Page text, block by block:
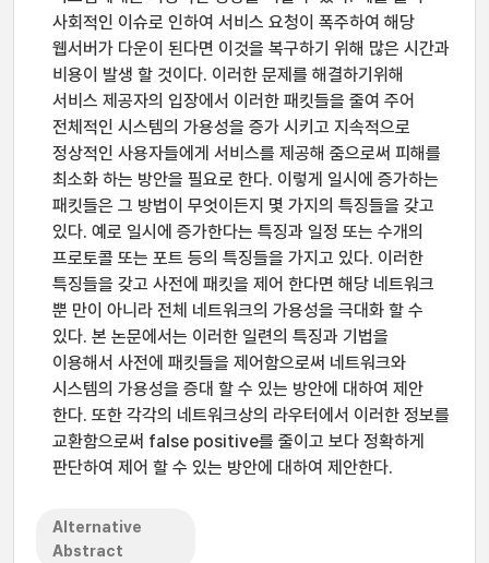
사회적인 이슈로 인하여 서비스 요청이 폭주하여 해당
웹서버가 다운이 된다면 이것을 복구하기 위해 많은 시간과
비용이 발생 할 것이다. 이러한 문제를 해결하기위해
서비스 제공자의 입장에서 이러한 패킷들을 줄여 주어
전체적인 시스템의 가용성을 증가 시키고 지속적으로
정상적인 사용자들에게 서비스를 제공해 줌으로써 피해를
최소화 하는 방안을 필요로 한다. 이렇게 일시에 증가하는
패킷들은 그 방법이 무엇이든지 몇 가지의 특징들을 갖고
있다. 예로 일시에 증가한다는 특징과 일정 또는 수개의
프로토콜 또는 포트 등의 특징들을 가지고 있다. 이러한
특징들을 갖고 사전에 패킷을 제어 한다면 해당 네트워크
뿐 만이 아니라 전체 네트워크의 가용성을 극대화 할 수
있다. 본 논문에서는 이러한 일련의 특징과 기법을
이용해서 사전에 패킷들을 제어함으로써 네트워크와
시스템의 가용성을 증대 할 수 있는 방안에 대하여 제안
한다. 또한 각각의 네트워크상의 라우터에서 이러한 정보를
교환함으로써 false positive를 줄이고 보다 정확하게
판단하여 제어 할 수 있는 방안에 대하여 제안한다.
Alternative
Abstract